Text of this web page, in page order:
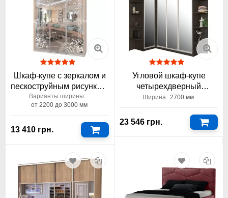
Шкаф-купе с зеркалом и
пескоструйным рисунком ​
Стандарт​ Феникс
трехдверный
Варианты ширины::
от 2200 до 3000 мм
13 410 грн.
Угловой шкаф-купе
четырехдверный
2700x1500x2400 венге с
Ширина: 2700 мм
23 546 грн.